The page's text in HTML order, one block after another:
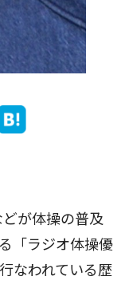
が体操の普及
「ラジオ体操優
なわれている歴